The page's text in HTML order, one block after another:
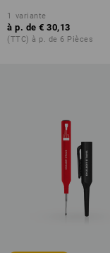
1 variante
à p. de € 30,13
(TTC) à p. de 6 Pièces